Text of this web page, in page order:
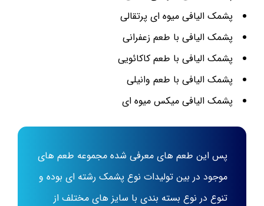
پشمک الیافی میوه ای پرتقالی
پشمک الیافی با طعم زعفرانی
پشمک الیافی با طعم کاکائویی
پشمک الیافی با طعم وانیلی
پشمک الیافی میکس میوه ای
پس این طعم های معرفی شده مجموعه طعم های
موجود در بین تولیدات نوع پشمک رشته ای بوده و
تنوع در نوع بسته بندی با سایز های مختلف از